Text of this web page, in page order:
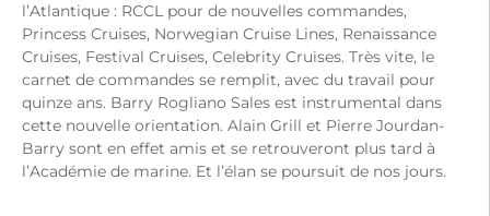
l’Atlantique : RCCL pour de nouvelles commandes,
Princess Cruises, Norwegian Cruise Lines, Renaissance
Cruises, Festival Cruises, Celebrity Cruises. Très vite, le
carnet de commandes se remplit, avec du travail pour
quinze ans. Barry Rogliano Sales est instrumental dans
cette nouvelle orientation. Alain Grill et Pierre Jourdan-
Barry sont en effet amis et se retrouveront plus tard à
l’Académie de marine. Et l’élan se poursuit de nos jours.